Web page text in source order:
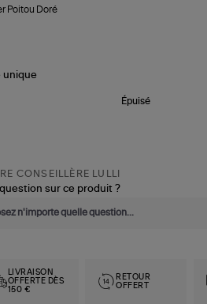
Poitou Doré
unique
Épuisé
CONSEILLÈRE LULLI
sur ce produit ?
LIVRAISON
OFFERTE DÈS
150 €
RETOUR
OFFERT